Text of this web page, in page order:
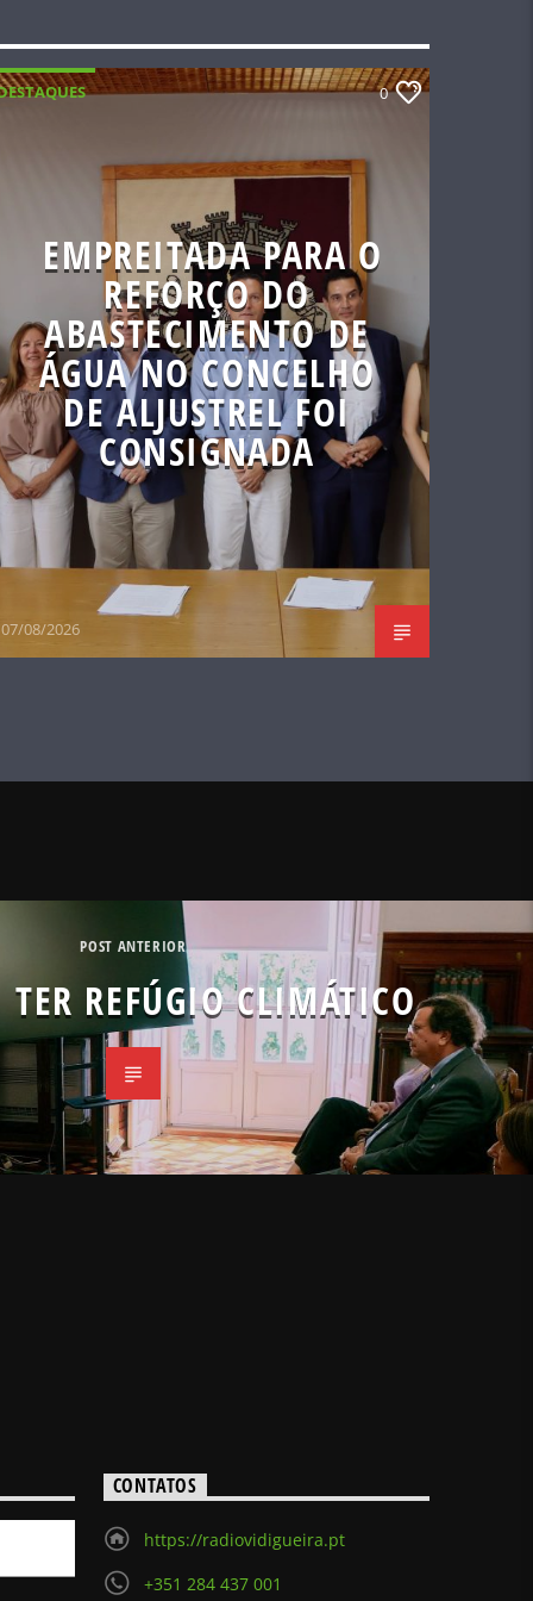
0
EMPREITADA PARA O
REFORÇO DO
ABASTECIMENTO DE
ÁGUA NO CONCELHO
DE ALJUSTREL FOI
CONSIGNADA
07/08/2026
POST ANTERIOR
REFÚGIO CLIMÁTICO
CONTATOS
https://radiovidigueira.pt
+351 284 437 001